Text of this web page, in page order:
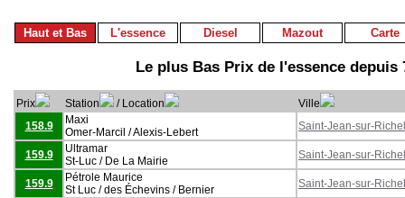
Haut et Bas L'essence Diesel Mazout Carte
Le plus Bas Prix de l'essence depuis
Prix Station / Location
Ville
158.9
Maxi
Omer-Marcil / Alexis-Lebert
Saint-Jean-sur-
159.9
Ultramar
St-Luc / De La Mairie
Saint-Jean-sur-
159.9
Pétrole Maurice
St Luc / des Échevins / Bernier
Saint-Jean-sur-